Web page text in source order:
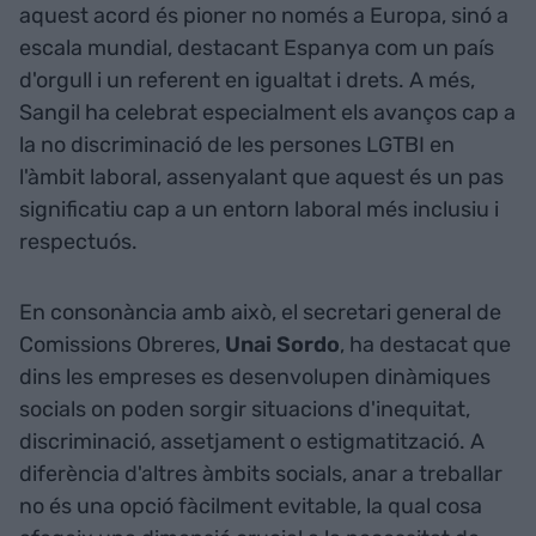
aquest acord és pioner no només a Europa, sinó a
escala mundial, destacant Espanya com un país
d'orgull i un referent en igualtat i drets. A més,
Sangil ha celebrat especialment els avanços cap a
la no discriminació de les persones LGTBI en
l'àmbit laboral, assenyalant que aquest és un pas
significatiu cap a un entorn laboral més inclusiu i
respectuós.
En consonància amb això, el secretari general de
Comissions Obreres, Unai Sordo, ha destacat que
dins les empreses es desenvolupen dinàmiques
socials on poden sorgir situacions d'inequitat,
discriminació, assetjament o estigmatització. A
diferència d'altres àmbits socials, anar a treballar
no és una opció fàcilment evitable, la qual cosa